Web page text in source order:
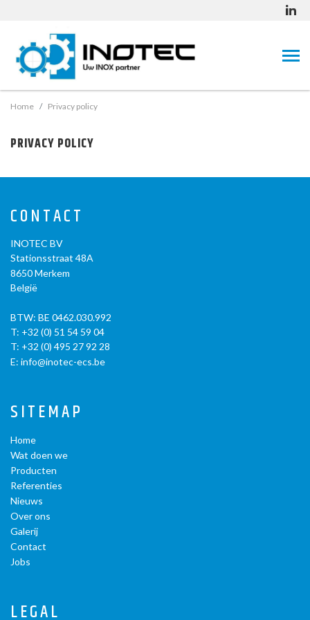
Home Privacy policy
PRIVACY POLICY
CONTACT
INOTEC BV
Stationsstraat 48A
8650Merkem
België
BTW: BE 0462.030.992
T: +32 (0) 51 54 59 04
T: +32 (0) 495 27 92 28
E: info@inotec-ecs.be
SITEMAP
Home
Wat doen we
Producten
Referenties
Nieuws
Over ons
Galerij
Contact
Jobs
LEGAL